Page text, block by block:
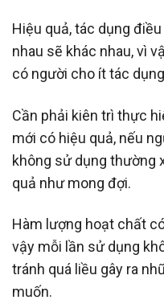
Hiệu quả, tác dụng
nhau sẽ khác nhau, vì
có người cho ít tác
Cần phải kiên trì thực
mới có hiệu quả, nếu
không sử dụng thường
quả như mong đợi.
Hàm lượng hoạt chất
vậy mỗi lần sử dụng
tránh quá liều gây ra
muốn.